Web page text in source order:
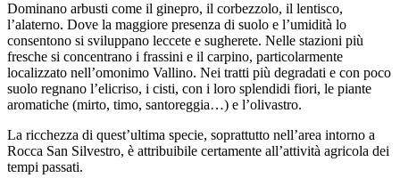
Dominano arbusti come il ginepro, il corbezzolo, il lentisco,
l’alaterno. Dove la maggiore presenza di suolo e l’umidità lo
consentono si sviluppano leccete e sugherete. Nelle stazioni più
fresche si concentrano i frassini e il carpino, particolarmente
localizzato nell’omonimo Vallino. Nei tratti più degradati e con poco
suolo regnano l’elicriso, i cisti, con i loro splendidi fiori, le piante
aromatiche (mirto, timo, santoreggia…) e l’olivastro.
La ricchezza di quest’ultima specie, soprattutto nell’area intorno a
Rocca San Silvestro, è attribuibile certamente all’attività agricola dei
tempi passati.